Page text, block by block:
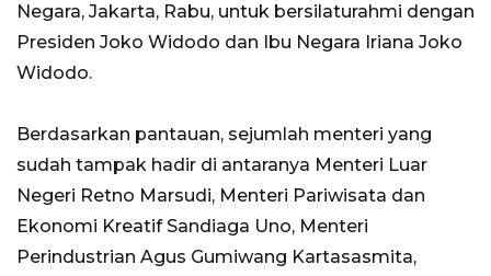
Negara, Jakarta, Rabu, untuk bersilaturahmi dengan
Presiden Joko Widodo dan Ibu Negara Iriana Joko
Widodo.
Berdasarkan pantauan, sejumlah menteri yang
sudah tampak hadir di antaranya Menteri Luar
Negeri Retno Marsudi, Menteri Pariwisata dan
Ekonomi Kreatif Sandiaga Uno, Menteri
Perindustrian Agus Gumiwang Kartasasmita,